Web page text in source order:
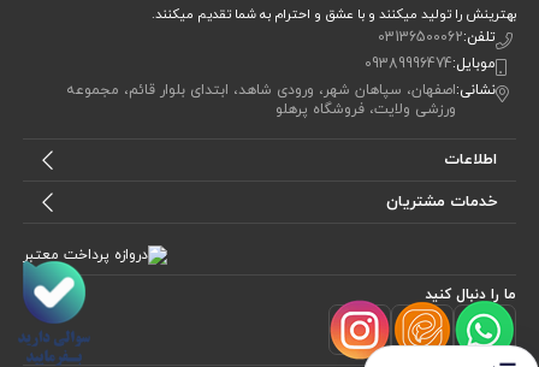
بهترینش را تولید میکنند و با عشق و احترام به شما تقدیم میکنند.
تلفن:03136500062
موبایل:09389996474
نشانی:اصفهان، سپاهان شهر، ورودی شاهد، ابتدای بلوار قائم، مجموعه
ورزشی ولایت، فروشگاه پرهلو
اطلاعات
خدمات مشتریان
ما را دنبال کنید